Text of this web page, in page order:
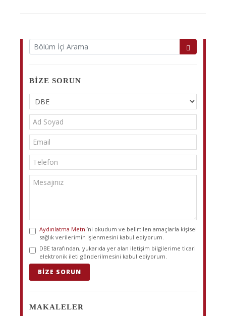
BIZE SORUN
Aydınlatma Metni’ni okudum ve belirtilen amaçlarla kişisel
sağlık verilerimin işlenmesini kabul ediyorum.
DBE tarafından, yukarıda yer alan iletişim bilgilerime ticari
elektronik ileti gönderilmesini kabul ediyorum.
BIZE SORUN
MAKALELER